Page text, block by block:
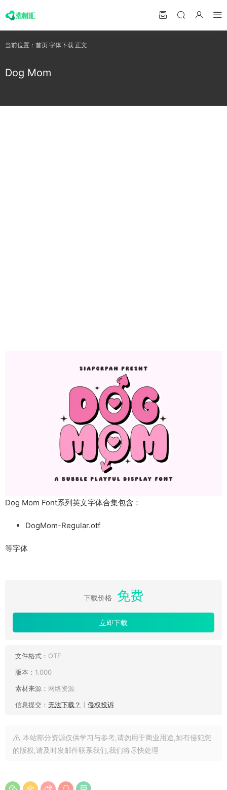
当前位置： 首页 字体下载 正文
Dog Mom
Dog Mom Font系列英文字体合集包含：
DogMom-Regular.otf
等字体
下载价格 免费
立即下载
文件格式： OTF
版本： 1.000
素材来源： 网络资源
信息提交： 无法下载？ 侵权投诉
本站部分资源仅供学习与参考,请勿用于商业用途,如有侵犯您
的版权,请及时发邮件联系我们,我们将尽快处理